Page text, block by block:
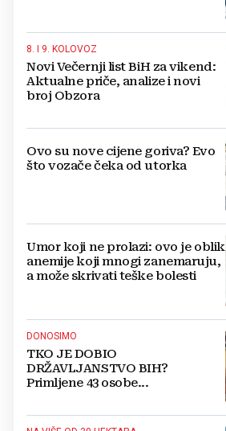
8. I 9. KOLOVOZ
Novi Večernji list BiH za vikend:
Aktualne priče, analize i novi
broj Obzora
Ovo su nove cijene goriva? Evo
što vozače čeka od utorka
Umor koji ne prolazi: ovo je oblik
anemije koji mnogi zanemaruju,
a može skrivati teške bolesti
DONOSIMO
TKO JE DOBIO
DRŽAVLJANSTVO BIH?
Primljene 43 osobe...